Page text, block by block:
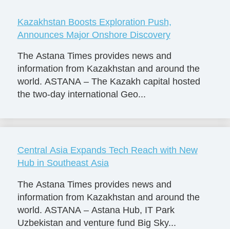
Kazakhstan Boosts Exploration Push,
Announces Major Onshore Discovery
The Astana Times provides news and
information from Kazakhstan and around the
world. ASTANA – The Kazakh capital hosted
the two-day international Geo...
Central Asia Expands Tech Reach with New
Hub in Southeast Asia
The Astana Times provides news and
information from Kazakhstan and around the
world. ASTANA – Astana Hub, IT Park
Uzbekistan and venture fund Big Sky...